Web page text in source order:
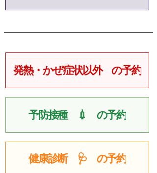
発熱・かぜ症状以外 の予約
予防接種 💉 の予約
健康診断 🩺 の予約